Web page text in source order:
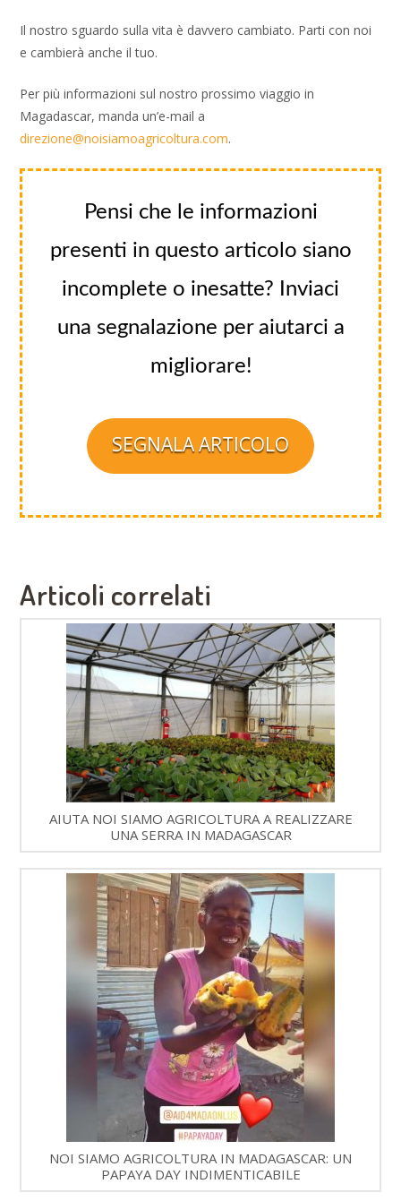
Il nostro sguardo sulla vita è davvero cambiato. Parti con noi
e cambierà anche il tuo.
Per più informazioni sul nostro prossimo viaggio in
Magadascar, manda un’e-mail a
direzione@noisiamoagricoltura.com.
Pensi che le informazioni
presenti in questo articolo siano
incomplete o inesatte? Inviaci
una segnalazione per aiutarci a
migliorare!
SEGNALA ARTICOLO
Articoli correlati
AIUTA NOI SIAMO AGRICOLTURA A REALIZZARE
UNA SERRA IN MADAGASCAR
NOI SIAMO AGRICOLTURA IN MADAGASCAR: UN
PAPAYA DAY INDIMENTICABILE